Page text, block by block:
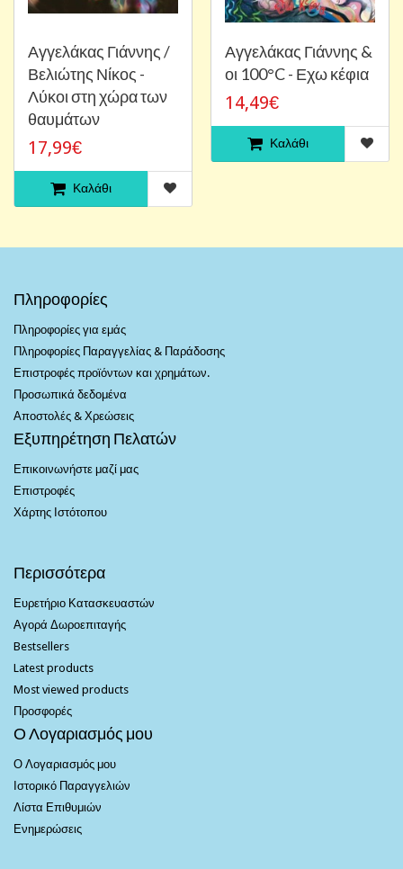
Αγγελάκας Γιάννης /
Βελιώτης Νίκος -
Λύκοι στη χώρα των
θαυμάτων
17,99€
Καλάθι
Αγγελάκας Γιάννης &
οι 100°C - Εχω κέφια
14,49€
Καλάθι
Πληροφορίες
Πληροφορίες για εμάς
Πληροφορίες Παραγγελίας & Παράδοσης
Επιστροφές προϊόντων και χρημάτων.
Προσωπικά δεδομένα
Αποστολές & Χρεώσεις
Εξυπηρέτηση Πελατών
Επικοινωνήστε μαζί μας
Επιστροφές
Χάρτης Ιστότοπου
Περισσότερα
Ευρετήριο Κατασκευαστών
Αγορά Δωροεπιταγής
Bestsellers
Latest products
Most viewed products
Προσφορές
Ο Λογαριασμός μου
Ο Λογαριασμός μου
Ιστορικό Παραγγελιών
Λίστα Επιθυμιών
Ενημερώσεις